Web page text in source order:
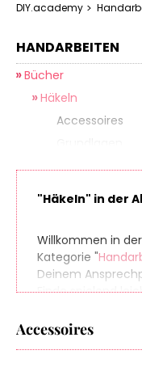
DIY.academy
HANDARBEITEN
Bücher
Häkeln
Accessoires
Häkeltiere & -
Socken
Topflappen
Sticken
Stricken & Verfilzen
Filzen
"Häkeln" in der
Willkommen in
Kategorie "
Deinem
Finde spielend
nächstes (oder
damit am Ende
Accessoires